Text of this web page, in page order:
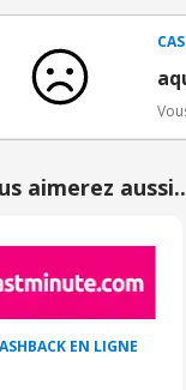
3€
aimerez
EN LIGNE